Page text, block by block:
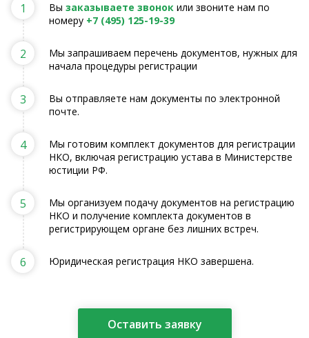
1 Вы заказываете звонок или звоните нам по
номеру +7 (495) 125-19-39
2
Мы запрашиваем перечень документов, нужных для
начала процедуры регистрации
3
Вы отправляете нам документы по электронной
почте.
4
Мы готовим комплект документов для регистрации
НКО, включая регистрацию устава в Министерстве
юстиции РФ.
5
Мы организуем подачу документов на регистрацию
НКО и получение комплекта документов в
регистрирующем органе без лишних встреч.
6 Юридическая регистрация НКО завершена.
Оставить заявку